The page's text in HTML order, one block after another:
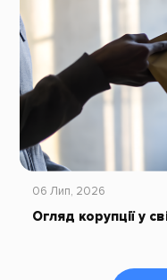
06 Лип, 2026
Огляд корупції у